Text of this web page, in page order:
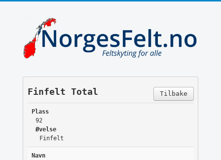
Tilbake
Finfelt Total
Plass
92
Øvelse
Finfelt
Navn